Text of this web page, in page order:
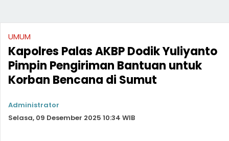
UMUM
Kapolres Palas AKBP Dodik Yuliyanto
Pimpin Pengiriman Bantuan untuk
Korban Bencana di Sumut
Administrator
Selasa, 09 Desember 2025 10:34 WIB